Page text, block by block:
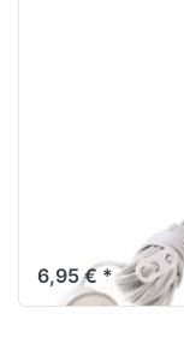
6,95 € *